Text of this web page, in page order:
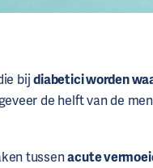
bijdiabetici worden
de helft van de
tussenacute